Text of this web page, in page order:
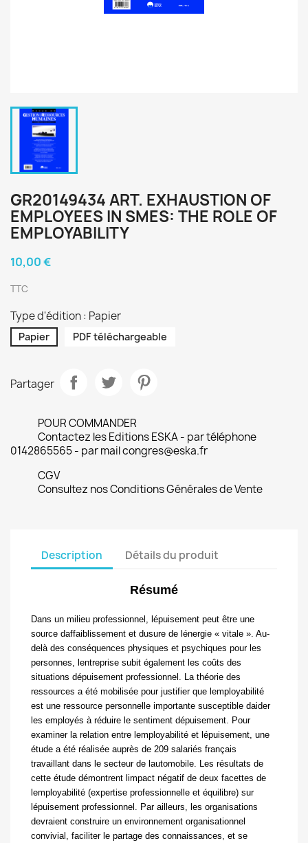
GR20149434 ART. EXHAUSTION OF
EMPLOYEES IN SMES: THE ROLE OF
EMPLOYABILITY
10,00 €
TTC
Type d'édition : Papier
Papier PDF téléchargeable
Partager
POUR COMMANDER
Contactez les Editions ESKA - par téléphone
0142865565 - par mail congres@eska.fr
CGV
Consultez nos Conditions Générales de Vente
Description Détails du produit
Résumé
Dans un milieu professionnel, lépuisement peut être une
source daffaiblissement et dusure de lénergie « vitale ». Au-
delà des conséquences physiques et psychiques pour les
personnes, lentreprise subit également les coûts des
situations dépuisement professionnel. La théorie des
ressources a été mobilisée pour justifier que lemployabilité
est une ressource personnelle importante susceptible daider
les employés à réduire le sentiment dépuisement. Pour
examiner la relation entre lemployabilité et lépuisement, une
étude a été réalisée auprès de 209 salariés français
travaillant dans le secteur de lautomobile. Les résultats de
cette étude démontrent limpact négatif de deux facettes de
lemployabilité (expertise professionnelle et équilibre) sur
lépuisement professionnel. Par ailleurs, les organisations
devraient construire un environnement organisationnel
convivial, faciliter le partage des connaissances, et se